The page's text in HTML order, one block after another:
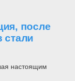
после
стали
настоящим